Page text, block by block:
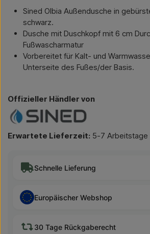
Sined Olbia Außendusche in
schwarz.
Dusche mit Duschkopf mit 6 cm
Fußwascharmatur
Vorbereitet für Kalt- und
Unterseite des Fußes/der Basis.
Offizieller Händler von
Erwartete Lieferzeit: 5-7 Arbeitstage
Schnelle Lieferung
Europäischer Webshop
30 Tage Rückgaberecht